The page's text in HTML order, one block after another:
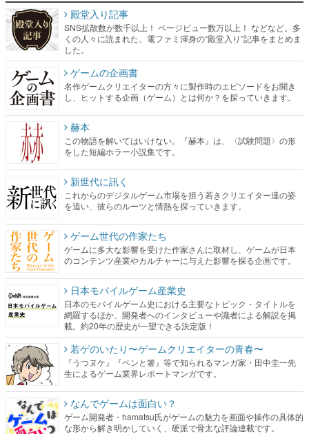
殿堂入り記事
SNS拡散数が数千以上！ ページビュー数万以上！ などなど。多
くの人々に読まれた、電ファミ渾身の“殿堂入り”記事をまとめま
した。
ゲームの企画書
名作ゲームクリエイターの方々に製作時のエピソードをお聞き
し、ヒットする企画（ゲーム）とは何か？を探っていきます。
赫本
この物語を解いてはいけない。『赫本』は、〈試験問題〉の形
をした短編ホラー小説集です。
新世代に訊く
これからのデジタルゲーム市場を担う若きクリエイター達の姿
を追い、彼らのルーツと情熱を探っていきます。
ゲーム世代の作家たち
ゲームに多大な影響を受けた作家さんに取材し、ゲームが日本
のコンテンツ産業やカルチャーに与えた影響を探る企画です。
日本モバイルゲーム産業史
日本のモバイルゲーム史における主要なトピック・タイトルを
網羅するほか、開発者へのインタビューや識者による解説を掲
載。約20年の歴史が一望できる決定版！
若ゲのいたり〜ゲームクリエイターの青春〜
『うつヌケ』『ペンと箸』等で知られるマンガ家・田中圭一先
生によるゲーム業界レポートマンガです。
なんでゲームは面白い？
ゲーム開発者・hamatsu氏がゲームの魅力を画面や操作の具体的
な形から解き明かしていく、硬派で骨太な評論連載です。